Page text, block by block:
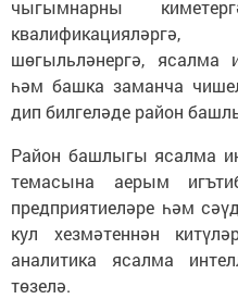
чыгымнарны
шөгыльләнергә, ясалма
һәм башка заманча
дип билгеләде район
Район башлыгы ясалма
темасына аерым
предприятиеләре һәм
кул хезмәтеннән
аналитика ясалма
төзелә.